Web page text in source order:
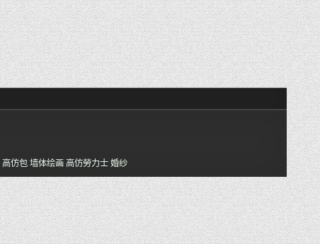
高仿包 墙体绘画 高仿勞力士 婚纱